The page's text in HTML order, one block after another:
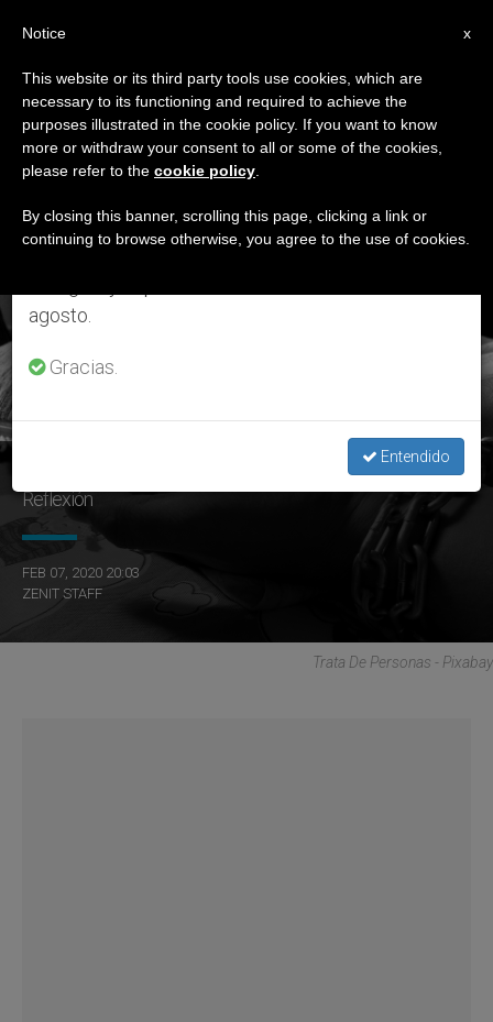
ETIQUETA
Posts Tagged
‘sensibilizar’
ÚLTIMAS NOTICIAS
“Juntos contra la trata”: Jornada Mundial de Oración y
Reflexión
FEB 07, 2020 20:03
ZENIT STAFF
Trata De Personas - Pixabay
×
Aviso importante
Del 27 de julio al 7 de agosto haremos la pausa
anual, aprovechando que en el periodo de verano
se generan menos informaciones y también el
agosto.
Gracias.
Entendido
x
Notice
This website or its third party tools use cookies, which are
necessary to its functioning and required to achieve the
purposes illustrated in the cookie policy. If you want to know
more or withdraw your consent to all or some of the cookies,
please refer to the cookie policy
By closing this banner, scrolling this page, clicking a link or
continuing to browse otherwise, you agree to the use of cookies.